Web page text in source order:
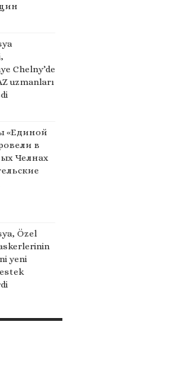
Chelny’de
uzmanları
«Единой
в
Челнах
Özel
yeni